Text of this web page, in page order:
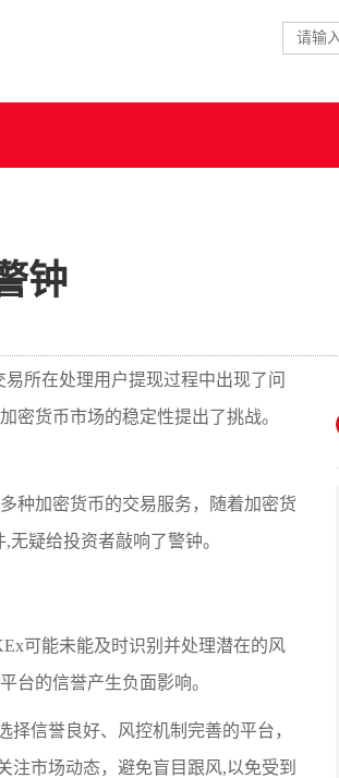
钟
所在处理用户提现过程中出现了问
密货币市场的稳定性提出了挑战。
种加密货币的交易服务，随着加密货
疑给投资者敲响了警钟。
可能未能及时识别并处理潜在的风
台的信誉产生负面影响。
信誉良好、风控机制完善的平台，
市场动态，避免盲目跟风,以免受到